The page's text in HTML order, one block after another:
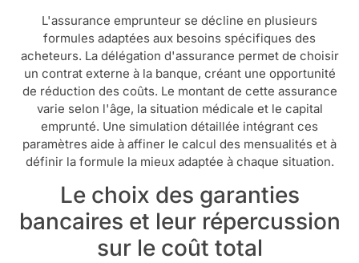
L'assurance emprunteur se décline en plusieurs
formules adaptées aux besoins spécifiques des
acheteurs. La délégation d'assurance permet de choisir
un contrat externe à la banque, créant une opportunité
de réduction des coûts. Le montant de cette assurance
varie selon l'âge, la situation médicale et le capital
emprunté. Une simulation détaillée intégrant ces
paramètres aide à affiner le calcul des mensualités et à
définir la formule la mieux adaptée à chaque situation.
Le choix des garanties
bancaires et leur répercussion
sur le coût total